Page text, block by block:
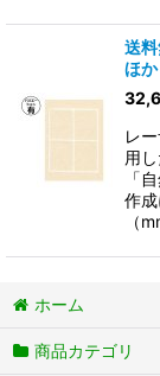
送
ほ
レ
用
「
作
（
ホーム
商品カテゴリ